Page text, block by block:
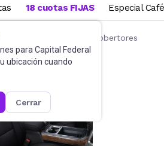
para Capital Federal
ubicación cuando
cerrar
18 cuotas FIJAS Especial Café
y motos Fundas y cobertores